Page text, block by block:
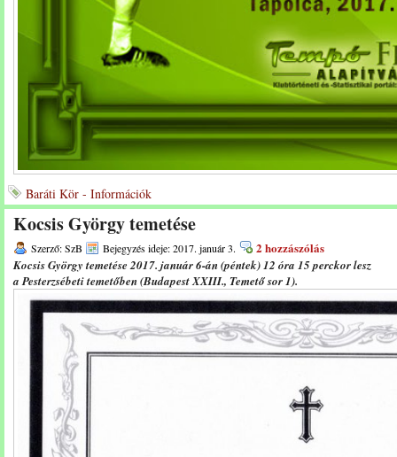
Baráti Kör - Információk
Kocsis György temetése
Szerző: SzB Bejegyzés ideje: 2017. január 3. 2 hozzászólás
Kocsis György temetése 2017. január 6-án (péntek) 12 óra 15 perckor lesz
a Pesterzsébeti temetőben (Budapest XXIII., Temető sor 1).